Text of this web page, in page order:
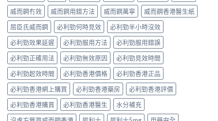
威而鋼冇效
威而鋼用錯方法 威而鋼萬寧
威而鋼香港醫生紙
屈臣氏威而鋼
必利勁何時見效
必利勁半小時沒效
必利勁效果延遲
必利勁服用方法
必利勁服用錯誤
必利勁正確用法
必利勁無效原因
必利勁見效時間
必利勁起效時間
必利勁香港價格
必利勁香港正品
必利勁香港網上購買
必利勁香港藥房
必利勁香港評價
必利勁香港購買
必利勁香港醫生
水分補充